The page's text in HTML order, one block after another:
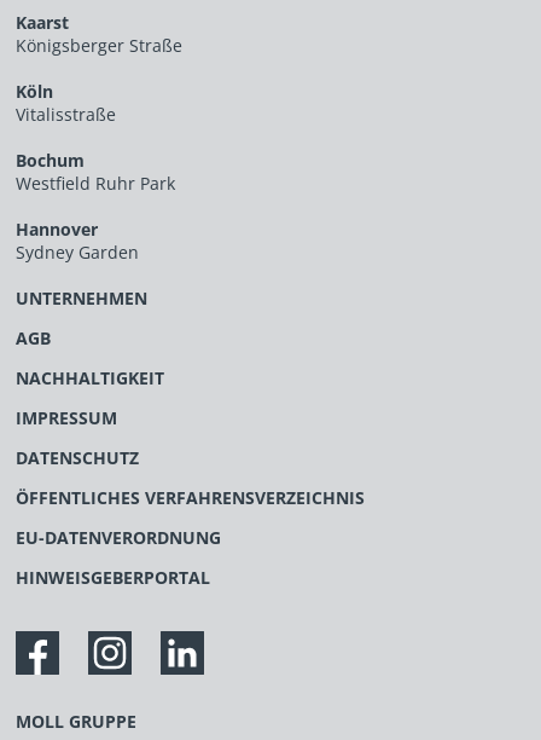
Kaarst
Königsberger Straße
Köln
Vitalisstraße
Bochum
Westfield Ruhr Park
Hannover
Sydney Garden
UNTERNEHMEN
AGB
NACHHALTIGKEIT
IMPRESSUM
DATENSCHUTZ
ÖFFENTLICHES VERFAHRENSVERZEICHNIS
EU-DATENVERORDNUNG
HINWEISGEBERPORTAL
MOLL GRUPPE